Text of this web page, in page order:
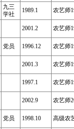
九三
学社
1989.1 农艺师
2001.2 农艺师
党员 1996.12 农艺师
2001.3 农艺师
1997.1 农艺师
2002.9 农艺师
党员 1998.10 高级农